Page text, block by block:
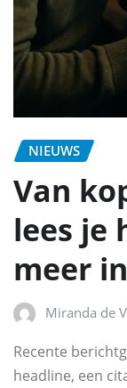
NIEUWS
Van
lees je
meer
Miranda de
Recente
headline, een